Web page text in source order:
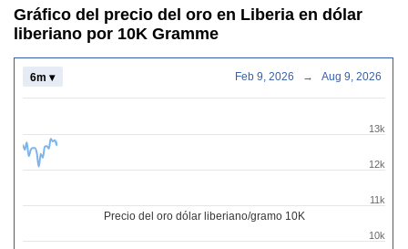
Gráfico del precio del oro en Liberia en dólar
liberiano por 10K Gramme
Precio del oro dólar liberiano/gramo 10K
10k
11k
12k
13k
6m ▾ Feb 9, 2026 → Aug 9, 2026